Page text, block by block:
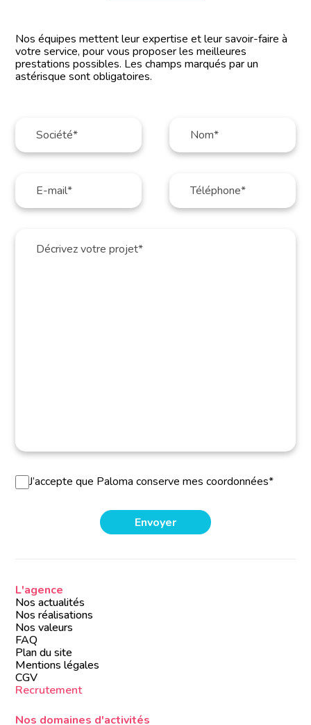
Nos équipes mettent leur expertise et leur savoir-faire à
votre service, pour vous proposer les meilleures
prestations possibles. Les champs marqués par un
astérisque sont obligatoires.
J’accepte que Paloma conserve mes coordonnées*
L'agence
Nos actualités
Nos réalisations
Nos valeurs
FAQ
Plan du site
Mentions légales
CGV
Recrutement
Nos domaines d'activités